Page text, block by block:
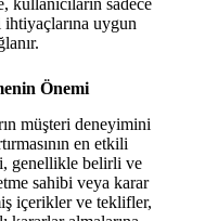
sadece
uygun
Önemi
müşteri deneyimini
en etkili
genellikle belirli ve
sahibi veya karar
içerikler ve teklifler,